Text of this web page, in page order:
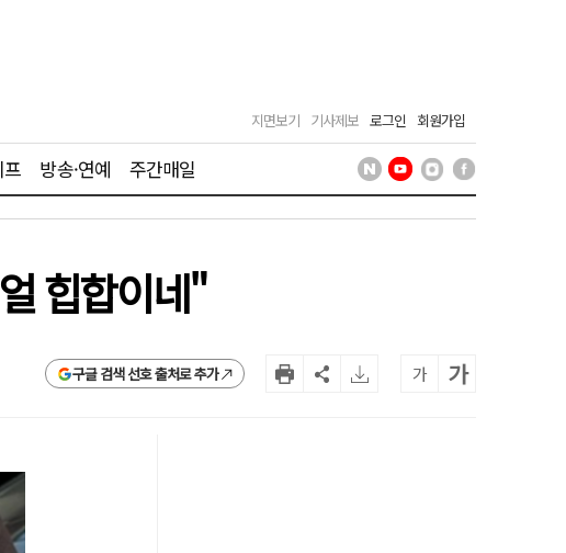
지면보기 기사제보 로그인 회원가입
방송·연예 주간매일
힙합이네"
구글 검색 선호 출처로 추가 가 가